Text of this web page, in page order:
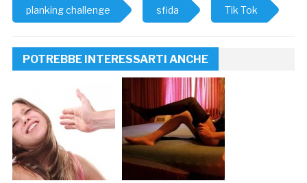
planking challenge sfida Tik Tok
POTREBBE INTERESSARTI ANCHE